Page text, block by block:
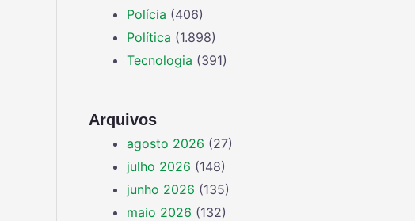
Polícia (406)
Política (1.898)
Tecnologia (391)
Arquivos
agosto 2026 (27)
julho 2026 (148)
junho 2026 (135)
maio 2026 (132)